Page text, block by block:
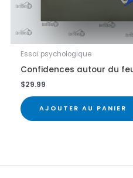
Essai psychologique
Confidences autour du
$29.99
AJOUTER AU PANIER